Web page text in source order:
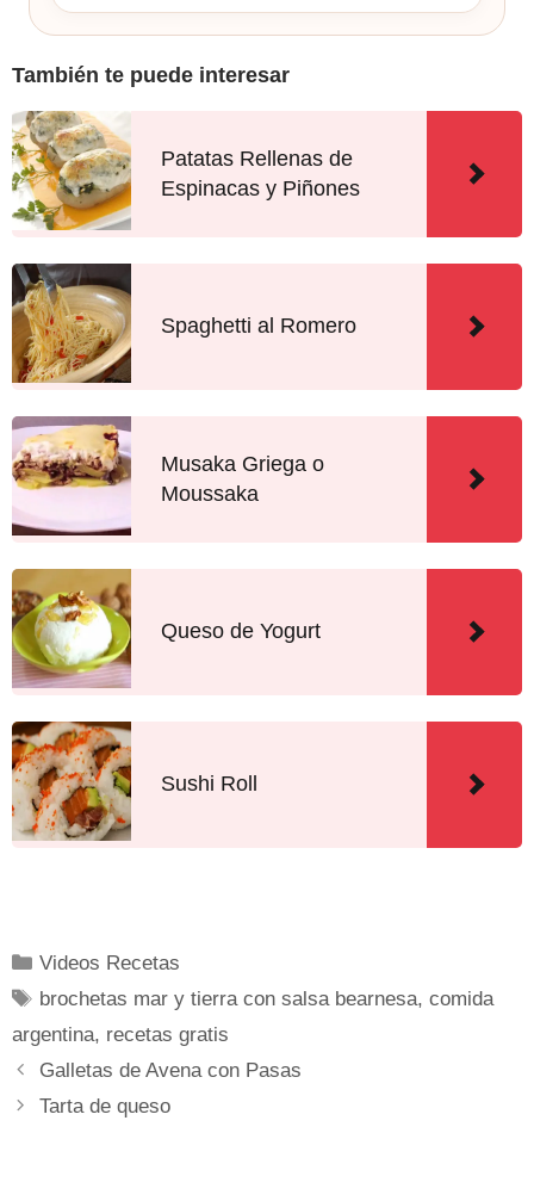
También te puede interesar
Patatas Rellenas de
Espinacas y Piñones
Spaghetti al Romero
Musaka Griega o
Moussaka
Queso de Yogurt
Sushi Roll
Videos Recetas
brochetas mar y tierra con salsa bearnesa,comida
argentina, recetas gratis
Galletas de Avena con Pasas
Tarta de queso